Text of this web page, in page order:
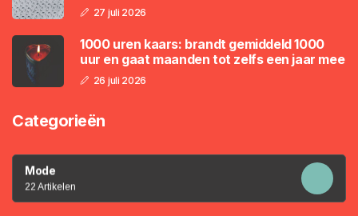
27 juli 2026
1000 uren kaars: brandt gemiddeld 1000
uur en gaat maanden tot zelfs een jaar mee
26 juli 2026
Categorieën
Mode
22 Artikelen